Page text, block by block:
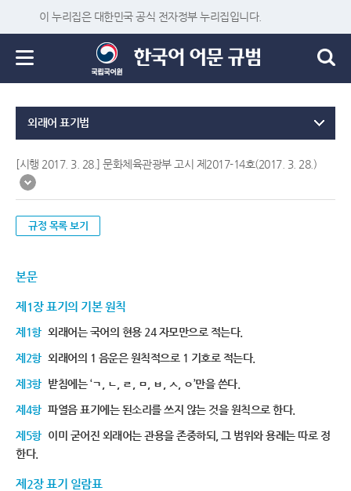
이 누리집은 대한민국 공식 전자정부 누리집입니다.
외래어 표기법
[시행 2017. 3. 28.] 문화체육관광부 고시 제2017-14호(2017. 3. 28.)
규정 목록 보기
본문
제1장 표기의 기본 원칙
제1항 외래어는 국어의 현용 24 자모만으로 적는다.
제2항 외래어의 1 음운은 원칙적으로 1 기호로 적는다.
제3항 받침에는 ‘ㄱ, ㄴ, ㄹ, ㅁ, ㅂ, ㅅ, ㅇ’만을 쓴다.
제4항 파열음 표기에는 된소리를 쓰지 않는 것을 원칙으로 한다.
제5항 이미 굳어진 외래어는 관용을 존중하되, 그 범위와 용례는 따로 정
한다.
제2장 표기 일람표